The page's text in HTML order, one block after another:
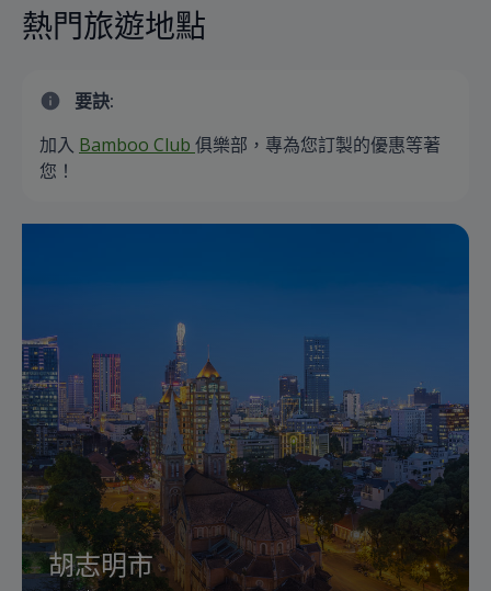
熱門旅遊地點
要訣:
加入 Bamboo Club 俱樂部，專為您訂製的優惠等著
您！
胡志明市
河內
溫度: 28 °C
Tokyo
溫度: 28 °C
Frankfurt
溫度: 28 °C